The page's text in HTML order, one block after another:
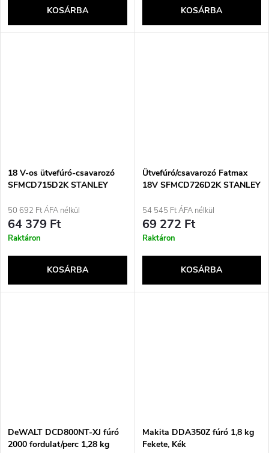
KOSÁRBA KOSÁRBA
18 V-os ütvefúró-csavarozó
SFMCD715D2K STANLEY
50 692 Ft ÁFA nélkül
64 379 Ft
Raktáron
KOSÁRBA
Ütvefúró/csavarozó Fatmax
18V SFMCD726D2K STANLEY
54 545 Ft ÁFA nélkül
69 272 Ft
Raktáron
KOSÁRBA
DeWALT DCD800NT-XJ fúró
2000 fordulat/perc 1,28 kg
Makita DDA350Z fúró 1,8 kg
Fekete, Kék